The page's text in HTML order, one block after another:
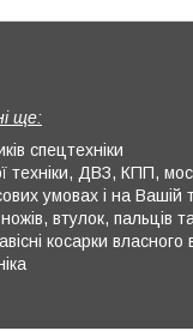
ще:
спецтехніки
техніки, ДВЗ, КПП,
умовах і на Вашій
втулок, пальців
косарки